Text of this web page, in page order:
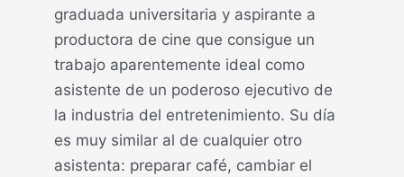
graduada universitaria y aspirante a
productora de cine que consigue un
trabajo aparentemente ideal como
asistente de un poderoso ejecutivo de
la industria del entretenimiento. Su día
es muy similar al de cualquier otro
asistenta: preparar café, cambiar el